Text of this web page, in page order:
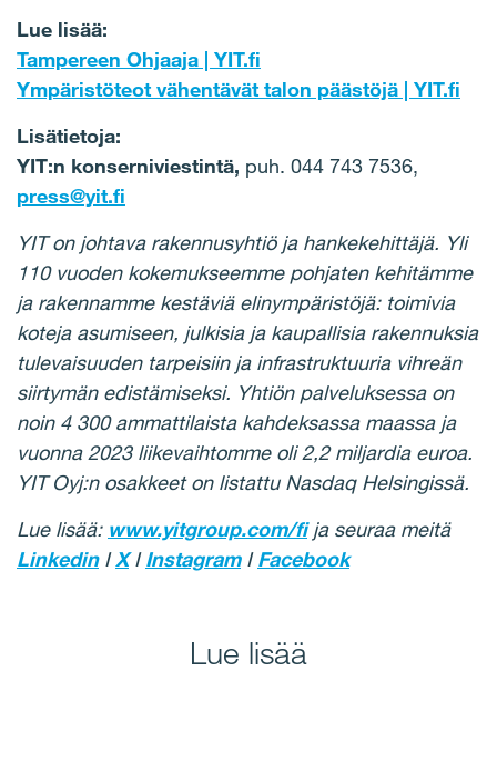
Lue lisää:
Tampereen Ohjaaja | YIT.fi
Ympäristöteot vähentävät talon päästöjä | YIT.fi
Lisätietoja:
YIT:n konserniviestintä, puh. 044 743 7536,
press@yit.fi
YIT on johtava rakennusyhtiö ja hankekehittäjä. Yli
110 vuoden kokemukseemme pohjaten kehitämme
ja rakennamme kestäviä elinympäristöjä: toimivia
koteja asumiseen, julkisia ja kaupallisia rakennuksia
tulevaisuuden tarpeisiin ja infrastruktuuria vihreän
siirtymän edistämiseksi. Yhtiön palveluksessa on
noin 4 300 ammattilaista kahdeksassa maassa ja
vuonna 2023 liikevaihtomme oli 2,2 miljardia euroa.
YIT Oyj:n osakkeet on listattu Nasdaq Helsingissä.
Lue lisää: www.yitgroup.com/fija seuraa meitä
LinkedinIXIInstagramIFacebook
Lue lisää